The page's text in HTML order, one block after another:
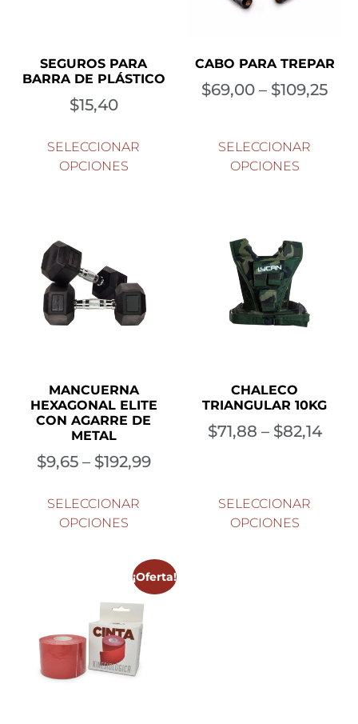
SEGUROS PARA
BARRA DE PLÁSTICO
$15,40
SELECCIONAR
OPCIONES
CABO PARA TREPAR
$69,00 – $109,25
SELECCIONAR
OPCIONES
MANCUERNA
HEXAGONAL ELITE
CON AGARRE DE
METAL
$9,65 – $192,99
SELECCIONAR
OPCIONES
CHALECO
TRIANGULAR 10KG
$71,88 – $82,14
SELECCIONAR
OPCIONES
¡Oferta!